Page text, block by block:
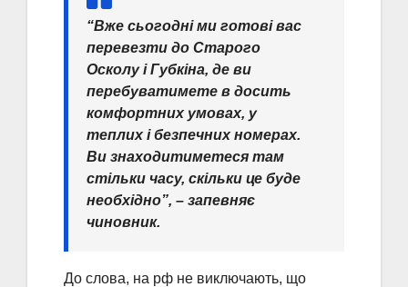
“Вже сьогодні ми готові вас
перевезти до Старого
Осколу і Губкіна, де ви
перебуватимете в досить
комфортних умовах, у
теплих і безпечних номерах.
Ви знаходитиметеся там
стільки часу, скільки це буде
необхідно”, – запевняє
чиновник.
До слова, на рф не виключають, що